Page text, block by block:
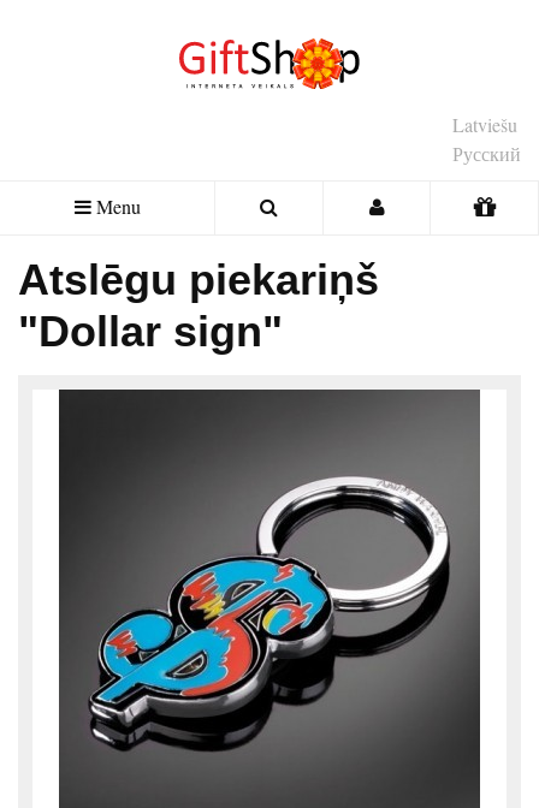
Latviešu
Русский
Menu
Atslēgu piekariņš
"Dollar sign"